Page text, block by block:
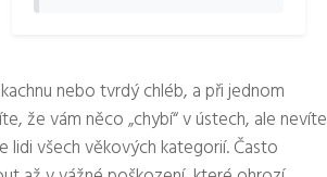
nebo tvrdý chléb, a při jednom
že vám něco „chybí“ v ústech, ale nevíte
lidi všech věkových kategorií. Často